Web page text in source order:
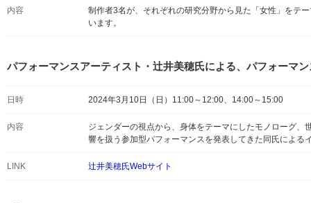
内容
制作者3名が、それぞれの研究分野から見た「女性」をテ
います。
パフォーマンスアーティスト・辻井美穂氏による、パフォーマ
日時 2024年3月10日（日）11:00～12:00、14:00～15:00
内容
ジェンダーの視点から、身体をテーマにしたモノローグ、
響を扱う参加型パフォーマンスを発表してきた同氏による
LINK 辻井美穂氏Webサイト